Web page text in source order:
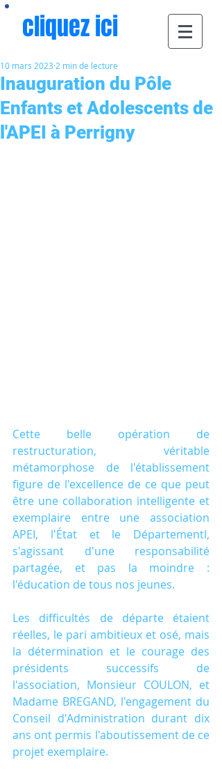
cliquez ici
Inauguration du Pôle
Enfants et Adolescents de
l'APEI à Perrigny
10 mars 2023 2 min de lecture
Cette belle opération de
restructuration, véritable
métamorphose de l'établissement
figure de l'excellence de ce que peut
être une collaboration intelligente et
exemplaire entre une association
APEI, l'État et le Départementl,
s'agissant d'une responsabilité
partagée, et pas la moindre :
l'éducation de tous nos jeunes.
Les difficultés de départe étaient
réelles, le pari ambitieux et osé, mais
la détermination et le courage des
présidents successifs de
l'association, Monsieur COULON, et
Madame BREGAND, l'engagement du
Conseil d'Administration durant dix
ans ont permis l'aboutissement de ce
projet exemplaire.